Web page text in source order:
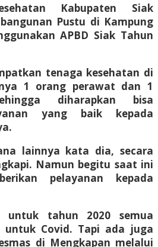
Kabupaten Siak
Pustu di Kampung
APBD Siak Tahun
tenaga kesehatan di
1 orang perawat dan 1
diharapkan bisa
yang baik kepada
lainnya kata dia, secara
Namun begitu saat ini
pelayanan kepada
untuk tahun 2020 semua
untuk Covid. Tapi ada juga
di Mengkapan melalui